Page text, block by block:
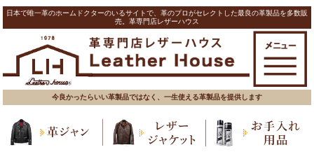
日本で唯一革のホームドクターのいるサイトで、革のプロがセレクトした最良の革製品を多数販
売。革専門店レザーハウス
今良かったらいい革製品ではなく、一生使える革製品を提供します